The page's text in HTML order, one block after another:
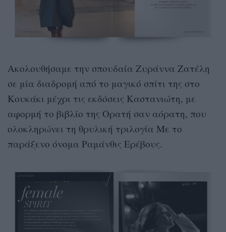
Ακολουθήσαμε την σπουδαία Ζυράννα Ζατέλη
σε μία διαδρομή από το μαγικό σπίτι της στο
Κουκάκι μέχρι τις εκδόσεις Καστανιώτη, με
αφορμή το βιβλίο της Ορατή σαν αόρατη, που
ολοκληρώνει τη θρυλική τριλογία Με το
παράξενο όνομα Ραμάνθις Ερέβους.